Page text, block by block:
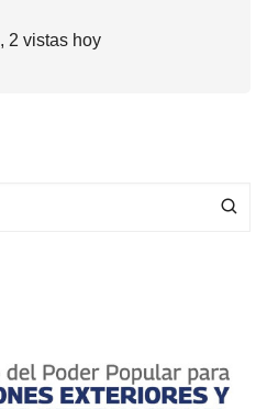
, 2 vistas hoy